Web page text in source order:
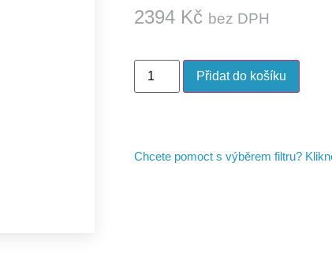
2394 Kč bez DPH
Přidat do košíku
Chcete pomoct s výběrem filtru?